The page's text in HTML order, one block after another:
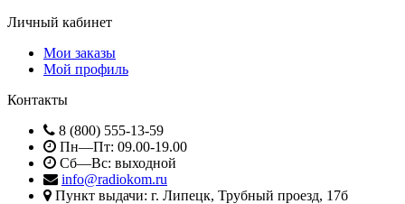
Личный кабинет
Мои заказы
Мой профиль
Контакты
8 (800) 555-13-59
Пн—Пт: 09.00-19.00
Сб—Вс: выходной
info@radiokom.ru
Пункт выдачи: г. Липецк, Трубный проезд, 17б